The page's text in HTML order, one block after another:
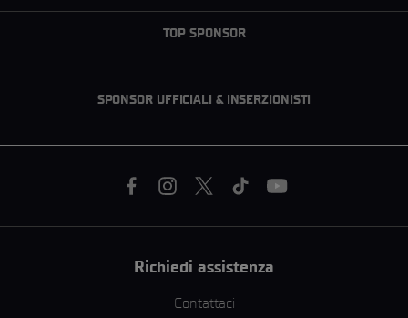
TOP SPONSOR
SPONSOR UFFICIALI & INSERZIONISTI
Richiedi assistenza
Contattaci